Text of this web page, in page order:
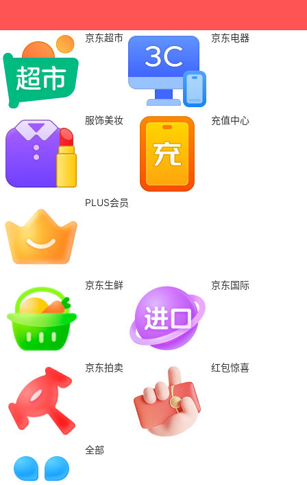
京东超市 京东电器
服饰美妆 充值中心
PLUS会员
京东生鲜 京东国际
京东拍卖 红包惊喜
全部